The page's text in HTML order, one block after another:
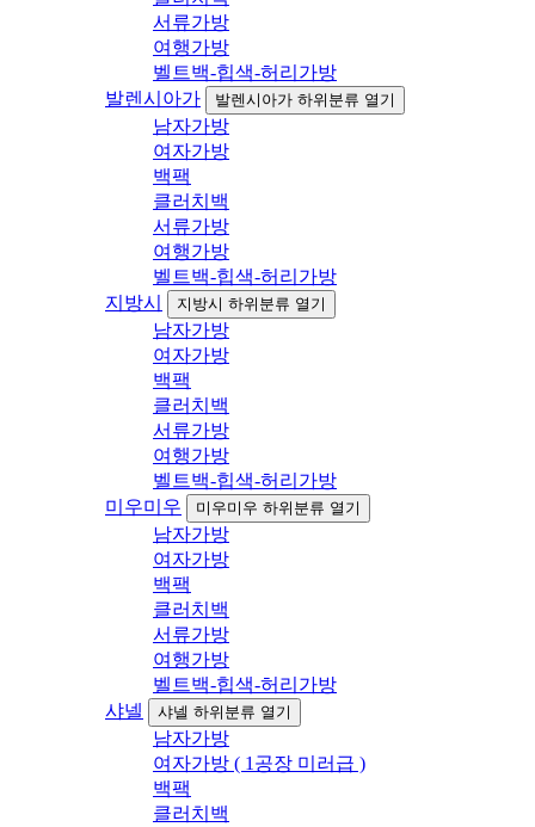
서류가방
여행가방
벨트백-힙색-허리가방
발렌시아가
발렌시아가 하위분류 열기
남자가방
여자가방
백팩
클러치백
서류가방
여행가방
벨트백-힙색-허리가방
지방시
지방시 하위분류 열기
남자가방
여자가방
백팩
클러치백
서류가방
여행가방
벨트백-힙색-허리가방
미우미우
미우미우 하위분류 열기
남자가방
여자가방
백팩
클러치백
서류가방
여행가방
벨트백-힙색-허리가방
샤넬
샤넬 하위분류 열기
남자가방
여자가방 ( 1공장 미러급 )
백팩
클러치백